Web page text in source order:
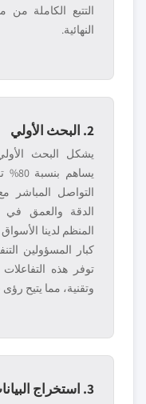
التتبع الكاملة من
النهائية.
2. البحث الأولي
يشكل البحث
التواصل المباشر
الدقة والعمق في
المنظم لدينا
كبار المسؤولين
توفر هذه
وتقنية، مما يتيح
3. استخراج البيانات وتحليل السوق